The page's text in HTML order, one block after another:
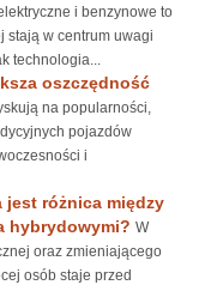
i benzynowe to
stają w centrum uwagi
technologia...
oszczędność
na popularności,
pojazdów
i
jest różnica między
hybrydowymi? W
oraz zmieniającego
osób staje przed